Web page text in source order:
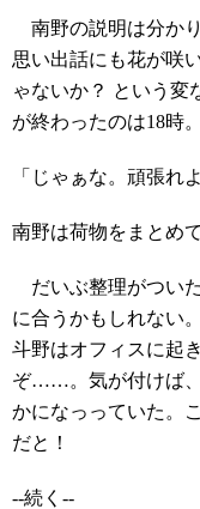
南野の説明は分か
思い出話にも花が咲
ゃないか？ という変
が終わったのは18時
「じゃぁな。頑張れ
南野は荷物をまとめ
だいぶ整理がつい
に合うかもしれない
斗野はオフィスに起
ぞ……。気が付けば
かになっっていた。
だと！
--続く--